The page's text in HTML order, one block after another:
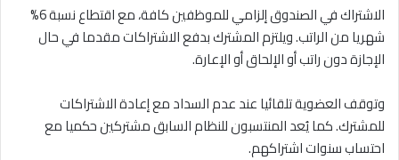
الاشتراك في الصندوق إلزامي للموظفين كافة، مع اقتطاع نسبة 6%
شهريا من الراتب. ويلتزم المشترك بدفع الاشتراكات مقدما في حال
الإجازة دون راتب أو الإلحاق أو الإعارة.
وتوقف العضوية تلقائيا عند عدم السداد مع إعادة الاشتراكات
للمشترك. كما يُعد المنتسبون للنظام السابق مشتركين حكميا مع
احتساب سنوات اشتراكهم.